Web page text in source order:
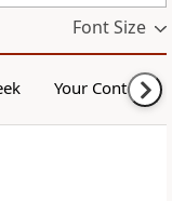
Font Size
Your Content